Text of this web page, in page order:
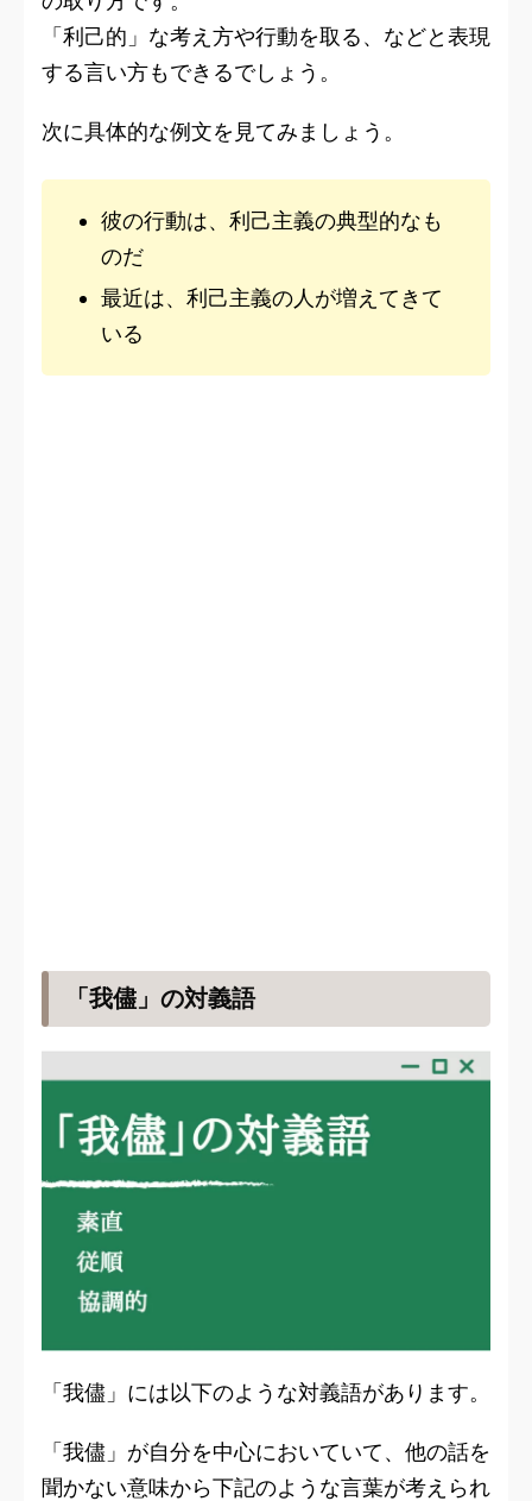
「利己的」な考え方や行動を取る、などと表現
する言い方もできるでしょう。
次に具体的な例文を見てみましょう。
彼の行動は、利己主義の典型的なも
のだ
最近は、利己主義の人が増えてきて
いる
「我儘」の対義語
「我儘」には以下のような対義語があります。
「我儘」が自分を中心においていて、他の話を
聞かない意味から下記のような言葉が考えられ